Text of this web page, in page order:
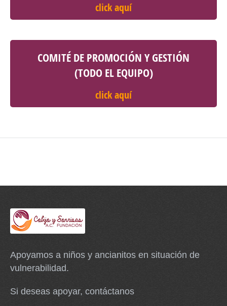
click aquí
COMITÉ DE PROMOCIÓN Y GESTIÓN
(TODO EL EQUIPO)
click aquí
Apoyamos a niños y ancianitos en situación de
vulnerabilidad.
Si deseas apoyar, contáctanos